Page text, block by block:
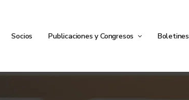
Socios Publicaciones y Congresos Boletines